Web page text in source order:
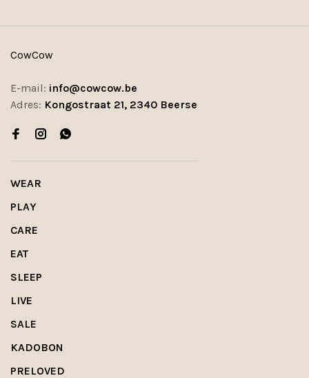
CowCow
E-mail: info@cowcow.be
Adres: Kongostraat 21, 2340 Beerse
WEAR
PLAY
CARE
EAT
SLEEP
LIVE
SALE
KADOBON
PRELOVED